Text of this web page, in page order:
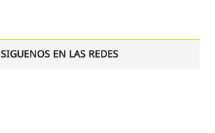
SIGUENOS EN LAS REDES